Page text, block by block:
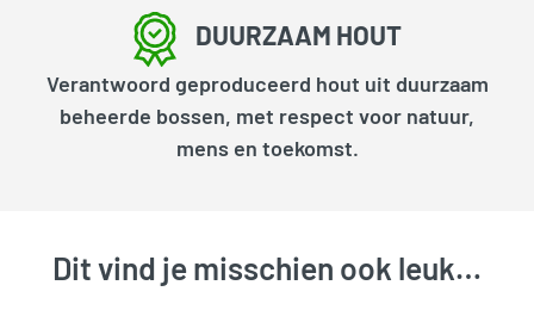
DUURZAAM HOUT
Verantwoord geproduceerd hout uit duurzaam
beheerde bossen, met respect voor natuur,
mens en toekomst.
Dit vind je misschien ook leuk…